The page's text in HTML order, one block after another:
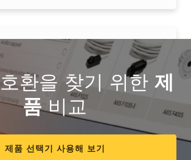
AXIS Safety Wire 3 m
다기능 안전 와이어
마운트
환을 찾기 위한 제
품비교
제품 선택기 사용해 보기